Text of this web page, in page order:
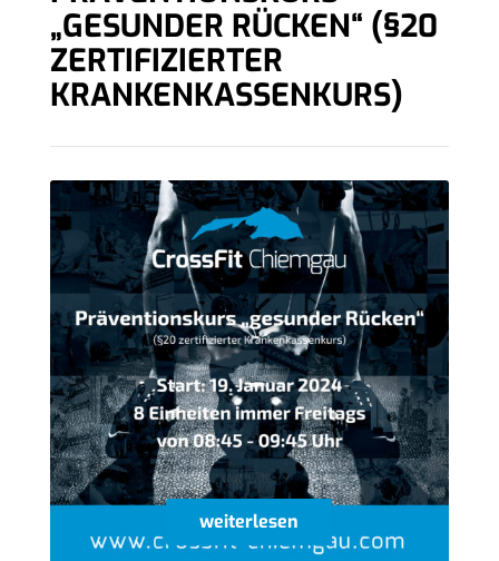
„GESUNDER RÜCKEN“ (§20
ZERTIFIZIERTER
KRANKENKASSENKURS)
weiterlesen